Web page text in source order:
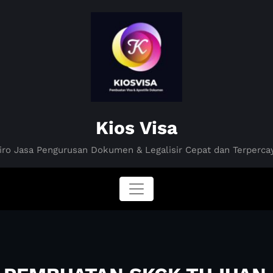
Kios Visa
Jasa Pengurusan Dokumen & Legalisir Cepat dan